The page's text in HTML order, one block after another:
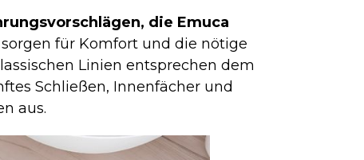
die Emuca
für Komfort und die nötige
Linien entsprechen dem
Schließen, Innenfächer und
aus.